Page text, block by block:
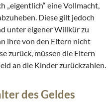
„eigentlich“ eine Vollmacht,
Diese gilt jedoch
unter eigener Willkür zu
ihre von den Eltern nicht
zurück, müssen die Eltern
an die Kinder zurückzahlen.
des Geldes